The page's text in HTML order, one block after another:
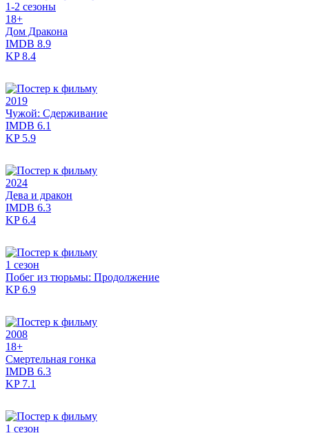
1-2 сезоны
18+
Дом Дракона
IMDB 8.9
KP8.4
2019
Чужой: Сдерживание
IMDB 6.1
KP5.9
2024
Дева и дракон
IMDB 6.3
KP6.4
1 сезон
Побег из тюрьмы: Продолжение
KP6.9
2008
18+
Смертельная гонка
IMDB 6.3
KP7.1
1 сезон